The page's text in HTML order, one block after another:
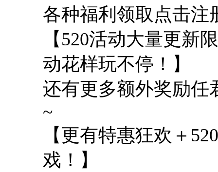
各种福利领取点击注
【520活动大量更新
动花样玩不停！】
还有更多额外奖励任
~
【更有特惠狂欢＋
戏！】